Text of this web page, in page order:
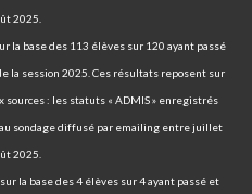
2025.
la base des 113 élèves sur 120 ayant passé
la session 2025. Ces résultats reposent sur
: les statuts « ADMIS » enregistrés
sondage diffusé par emailing entre juillet
2025.
la base des 4 élèves sur 4 ayant passé et